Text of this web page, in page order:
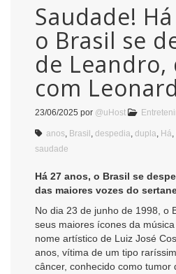
Saudade!
o Brasil se
de Leandro,
com
23/06/2025 por @uHost
anos Brasil despedia dupla Há
saudade
Há 27 anos, o Brasil se
das maiores vozes do
No dia 23 de junho de 1998, o
seus maiores ícones da
nome artístico de Luiz José
anos, vítima de um tipo
câncer, conhecido como tumor